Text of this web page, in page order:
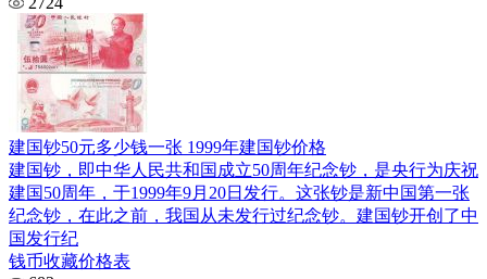
建国钞50元多少钱一张 1999年建国钞价格
建国钞，即中华人民共和国成立50周年纪念钞，是央行为庆祝
建国50周年，于1999年9月20日发行。这张钞是新中国第一张
纪念钞，在此之前，我国从未发行过纪念钞。建国钞开创了中
国发行纪
钱币收藏价格表